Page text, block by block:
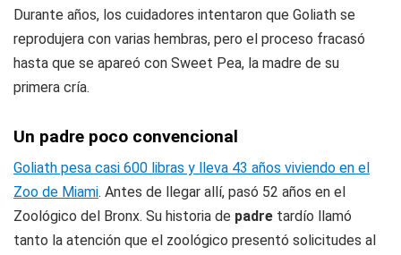
Durante años, los cuidadores intentaron que Goliath se
reprodujera con varias hembras, pero el proceso fracasó
hasta que se apareó con Sweet Pea, la madre de su
primera cría.
Un padre poco convencional
Goliath pesa casi 600 libras y lleva 43 años viviendo en el
Zoo de Miami. Antes de llegar allí, pasó 52 años en el
Zoológico del Bronx. Su historia de padre tardío llamó
tanto la atención que el zoológico presentó solicitudes al